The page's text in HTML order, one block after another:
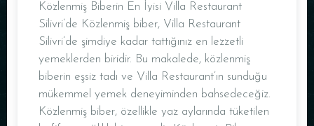
Közlenmiş Biberin En İyisi Villa Restaurant
Silivri’de Közlenmiş biber, Villa Restaurant
Silivri’de şimdiye kadar tattığınız en lezzetli
yemeklerden biridir. Bu makalede, közlenmiş
biberin eşsiz tadı ve Villa Restaurant’ın sunduğu
mükemmel yemek deneyiminden bahsedeceğiz.
Közlenmiş biber, özellikle yaz aylarında tüketilen